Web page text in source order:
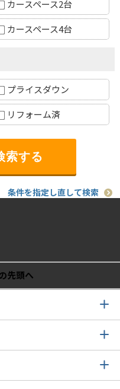
カースペース2台
カースペース4台
プライスダウン
リフォーム済
条件を指定し直して検索
先頭へ